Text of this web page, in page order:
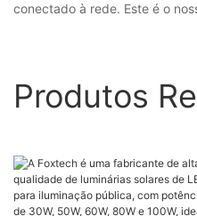
conectado à rede. Este é o
Produtos